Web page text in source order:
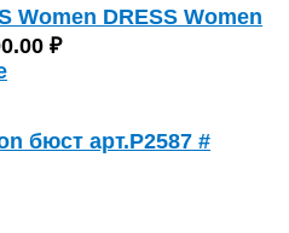
Women DRESS Women
₽
бюст арт.Р2587 #